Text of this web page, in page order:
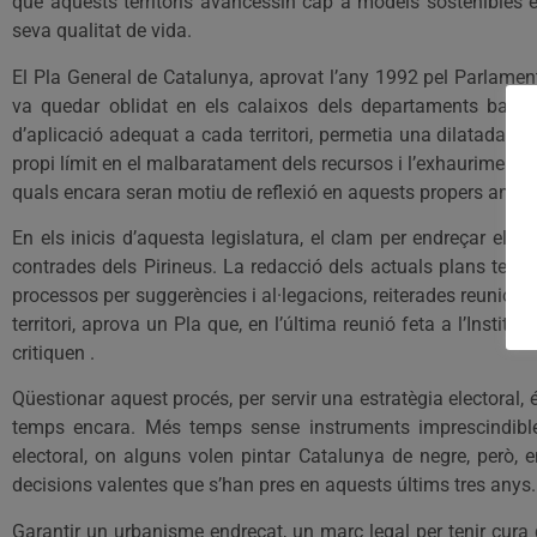
seva qualitat de vida.
El Pla General de Catalunya, aprovat l’any 1992 pel
va quedar oblidat en els calaixos dels departaments
d’aplicació adequat a cada territori, permetia una dilatada
propi límit en el malbaratament dels recursos i
quals encara seran motiu de reflexió en aquests propers
En els inicis d’aquesta legislatura, el clam per endreçar el
contrades dels Pirineus. La redacció dels actuals plans
processos per suggerències i al·legacions, reiterades
territori, aprova un Pla que, en l’última reunió feta a
critiquen .
Qüestionar aquest procés, per servir una estratègia
temps encara. Més temps sense instruments
electoral, on alguns volen pintar Catalunya de negre,
decisions valentes que s’han pres en aquests últims tres anys.
Garantir un urbanisme endreçat, un marc legal per tenir